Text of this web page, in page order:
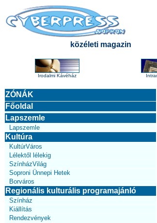
közéleti magazin
Irodalmi Kávéház
ZÓNÁK
Főoldal
Lapszemle
Lapszemle
Kultúra
KultúrVáros
Lélektől lélekig
SzínházVilág
Soproni Ünnepi Hetek
Borváros
Regionális kulturális programajánló
Színház
Kiállítás
Rendezvények